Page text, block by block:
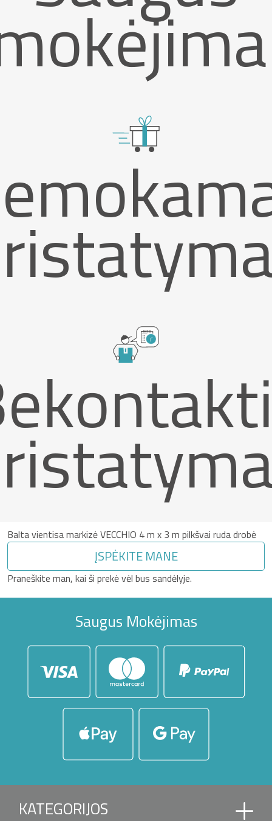
Balta vientisa markizė VECCHIO 4 m x 3 m pilkšvai ruda drobė
ĮSPĖKITE MANE
Praneškite man, kai ši prekė vėl bus sandėlyje.
Saugus Mokėjimas
KATEGORIJOS